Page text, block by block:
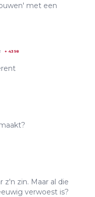
met een
+ 4398
zin. Maar al die
verwoest is?